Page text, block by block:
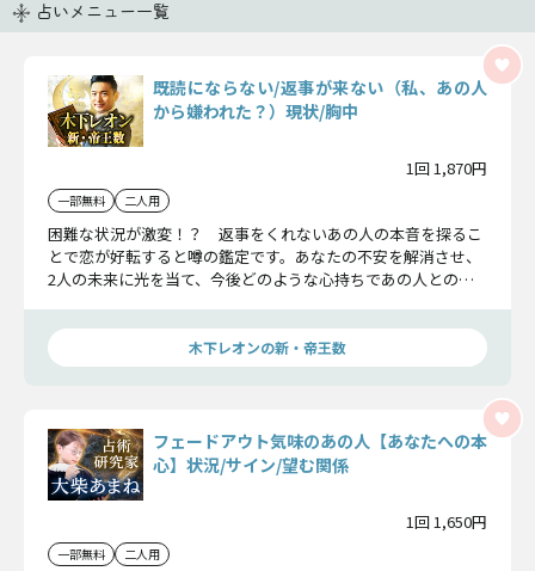
占いメニュー一覧
既読にならない/返事が来ない（私、あの人
から嫌われた？）現状/胸中
1回 1,870円
一部無料 二人用
困難な状況が激変！？ 返事をくれないあの人の本音を探るこ
とで恋が好転すると噂の鑑定です。あなたの不安を解消させ、
2人の未来に光を当て、今後どのような心持ちであの人との恋
木下レオンの新・帝王数
フェードアウト気味のあの人【あなたへの本
心】状況/サイン/望む関係
1回 1,650円
一部無料 二人用